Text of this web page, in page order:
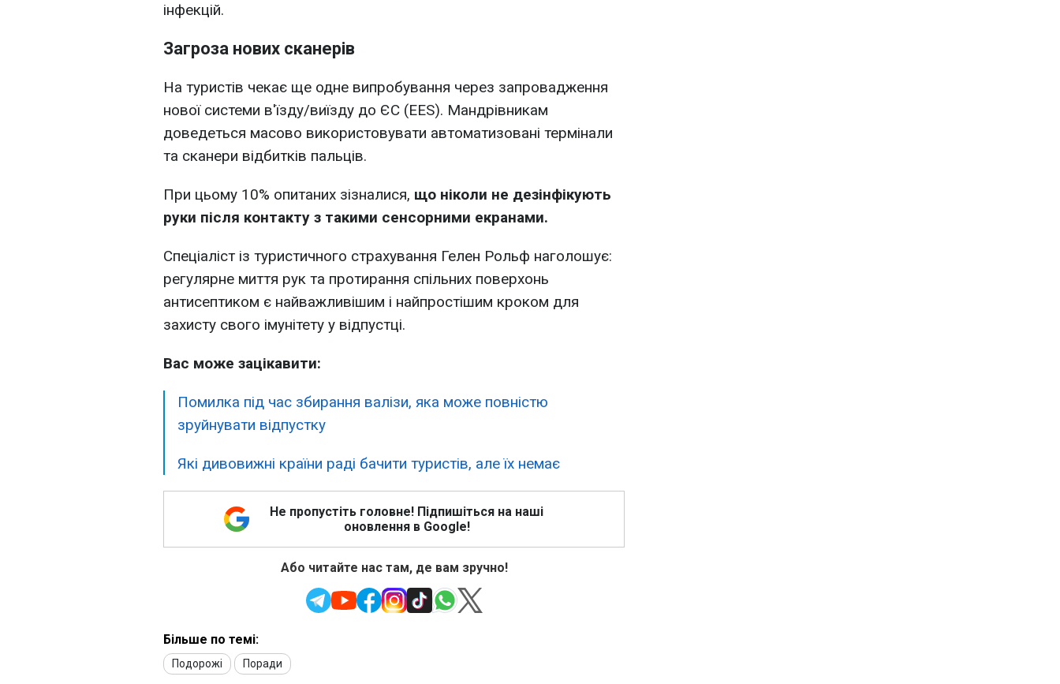
інфекцій.
Загроза нових сканерів
На туристів чекає ще одне випробування через запровадження
нової системи в'їзду/виїзду до ЄС (EES). Мандрівникам
доведеться масово використовувати автоматизовані термінали
та сканери відбитків пальців.
При цьому 10% опитаних зізналися, що ніколи не дезінфікують
руки після контакту з такими сенсорними екранами.
Спеціаліст із туристичного страхування Гелен Рольф наголошує:
регулярне миття рук та протирання спільних поверхонь
антисептиком є найважливішим і найпростішим кроком для
захисту свого імунітету у відпустці.
Вас може зацікавити:
Помилка під час збирання валізи, яка може повністю
зруйнувати відпустку
Які дивовижні країни раді бачити туристів, але їх немає
Не пропустіть головне! Підпишіться на наші
оновлення в Google!
Або читайте нас там, де вам зручно!
Більше по темі:
Подорожі Поради